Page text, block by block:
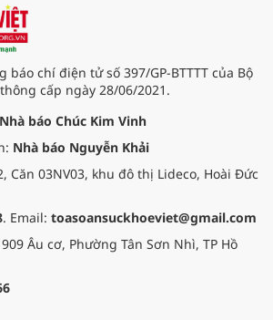
báo chí điện tử số 397/GP-BTTTT của Bộ
cấp ngày 28/06/2021.
báo Chúc Kim Vinh
Nhà báo Nguyễn Khải
Căn 03NV03, khu đô thị Lideco, Hoài Đức
. Email: toasoansuckhoeviet@gmail.com
Âu cơ, Phường Tân Sơn Nhì, TP Hồ